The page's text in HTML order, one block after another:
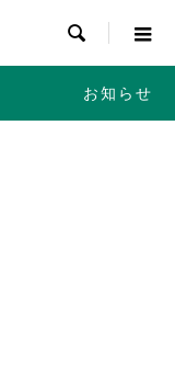

お知らせ